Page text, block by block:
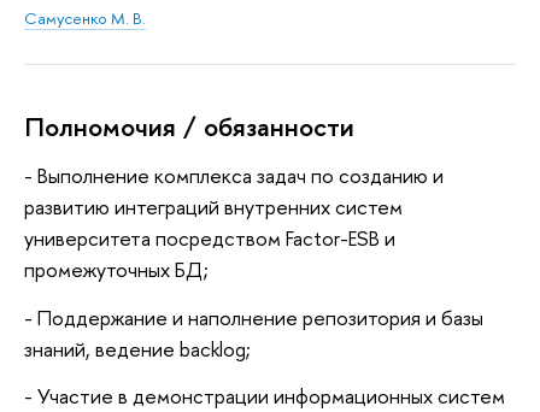
Самусенко М. В.
Полномочия / обязанности
- Выполнение комплекса задач по созданию и
развитию интеграций внутренних систем
университета посредством Factor-ESB и
промежуточных БД;
- Поддержание и наполнение репозитория и базы
знаний, ведение backlog;
- Участие в демонстрации информационных систем